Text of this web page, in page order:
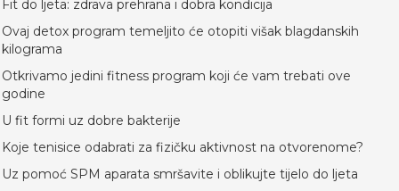
Fit do ljeta: zdrava prehrana i dobra kondicija
Ovaj detox program temeljito će otopiti višak blagdanskih
kilograma
Otkrivamo jedini fitness program koji će vam trebati ove
godine
U fit formi uz dobre bakterije
Koje tenisice odabrati za fizičku aktivnost na otvorenome?
Uz pomoć SPM aparata smršavite i oblikujte tijelo do ljeta